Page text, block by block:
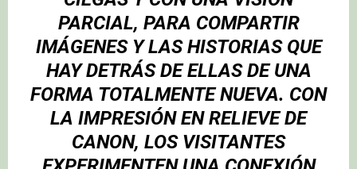
PARCIAL, PARA COMPARTIR
IMÁGENES Y LAS HISTORIAS QUE
HAY DETRÁS DE ELLAS DE UNA
FORMA TOTALMENTE NUEVA. CON
LA IMPRESIÓN EN RELIEVE DE
CANON, LOS VISITANTES